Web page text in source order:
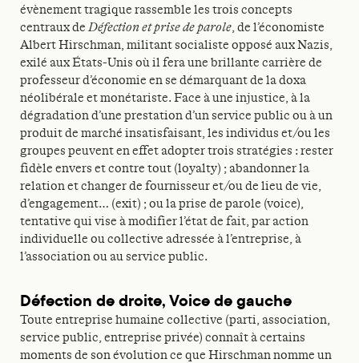
évènement tragique rassemble les trois concepts
centraux deDéfection et prise de parole, de l’économiste
Albert Hirschman, militant socialiste opposé aux Nazis,
exilé aux États-Unis où il fera une brillante carrière de
professeur d’économie en se démarquant de la doxa
néolibérale et monétariste. Face à une injustice, à la
dégradation d’une prestation d’un service public ou à un
produit de marché insatisfaisant, les individus et/ou les
groupes peuvent en effet adopter trois stratégies : rester
fidèle envers et contre tout (loyalty) ; abandonner la
relation et changer de fournisseur et/ou de lieu de vie,
d’engagement… (exit) ; ou la prise de parole (voice),
tentative qui vise à modifier l’état de fait, par action
individuelle ou collective adressée à l’entreprise, à
l’association ou au service public.
Défection de droite, Voice de gauche
Toute entreprise humaine collective (parti, association,
service public, entreprise privée) connaît à certains
moments de son évolution ce que Hirschman nomme un